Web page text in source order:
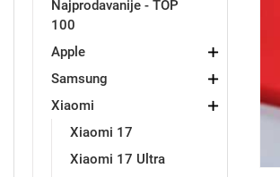
Najprodavanije - TOP
100
Apple
Samsung
Xiaomi
Xiaomi 17
Xiaomi 17 Ultra
Babe
Samsung
Samsung
Držači za romobil
USB kablovi
FM Transmitteri